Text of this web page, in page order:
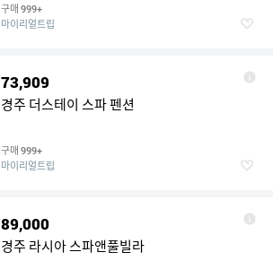
구매 999+
마이리얼트립
73,909
경주 더스테이 스파 펜션
구매 999+
마이리얼트립
89,000
경주 라시아 스파앤풀빌라